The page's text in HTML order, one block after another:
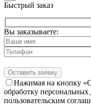
Быстрый заказ
Вы заказываете:
Нажимая на кнопку
обработку
пользовательским